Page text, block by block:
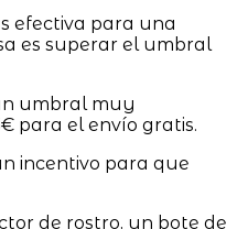
efectiva para una
es superar el umbral
umbral muy
para el envío gratis.
incentivo para que
de rostro, un bote de